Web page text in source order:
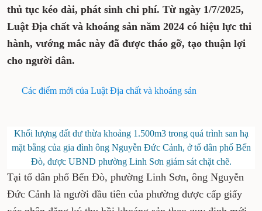
thủ tục kéo dài, phát sinh chi phí. Từ ngày 1/7/2025,
Luật Địa chất và khoáng sản năm 2024 có hiệu lực thi
hành, vướng mắc này đã được tháo gỡ, tạo thuận lợi
cho người dân.
Các điểm mới của Luật Địa chất và khoáng sản
Khối lượng đất dư thừa khoảng 1.500m3 trong quá trình san hạ
mặt bằng của gia đình ông Nguyễn Đức Cảnh, ở tổ dân phố Bến
Đò, được UBND phường Linh Sơn giám sát chặt chẽ.
Tại tổ dân phố Bến Đò, phường Linh Sơn, ông Nguyễn
Đức Cảnh là người đầu tiên của phường được cấp giấy